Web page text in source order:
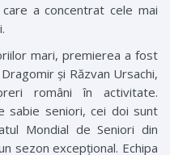
a concentrat cele mai
mari, premierea a fost
și Răzvan ­Ursachi,
români în activitate.
sabie seniori, cei doi sunt
Mondial de Seniori din
sezon excepțional. Echipa